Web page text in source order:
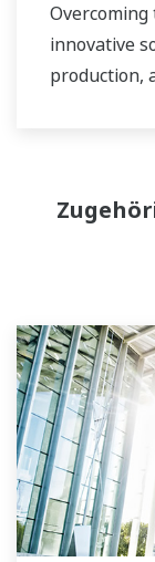
innovative
production,